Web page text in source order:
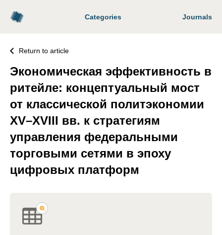
Categories Journals
Return to article
Экономическая эффективность в
ритейле: концептуальный мост
от классической политэкономии
XV–XVIII вв. к стратегиям
управления федеральными
торговыми сетями в эпоху
цифровых платформ